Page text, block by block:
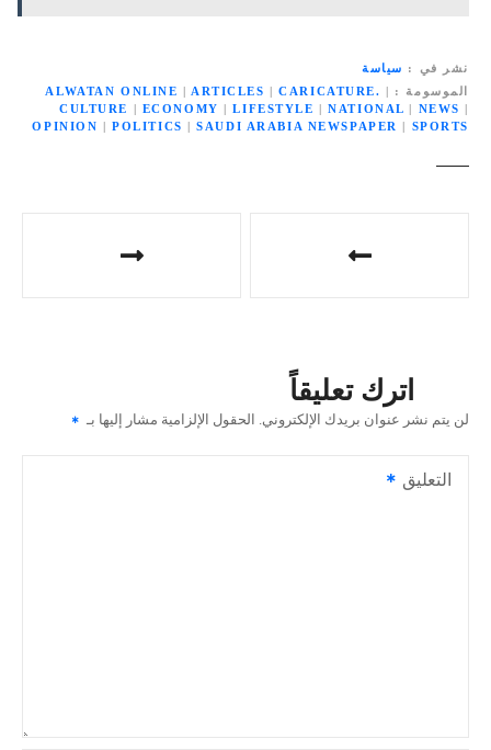
نشر في
سياسة
الموسومة
ALWATAN ONLINE ARTICLES |CARICATURE.
CULTURE
ECONOMY |LIFESTYLE |NATIONAL NEWS
OPINION
|POLITICS |SAUDI ARABIA NEWSPAPER SPORTS
ا
م
اترك تعليقاً
لن يتم نشر عنوان بريدك الإلكتروني. الحقول الإلزامية مشار إليها بـ
التعليق